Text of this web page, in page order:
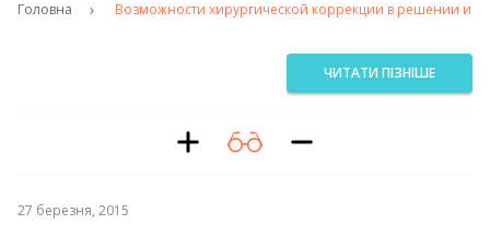
Головна Возможности хирургической коррекции в решении
ЧИТАТИ ПІЗНІШЕ
27 березня, 2015